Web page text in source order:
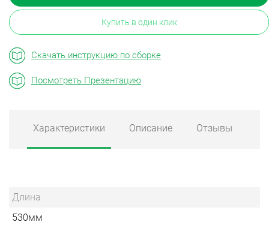
Купить в один клик
Скачать инструкцию по сборке
Посмотреть Презентацию
Характеристики Описание Отзывы
Длина
530мм